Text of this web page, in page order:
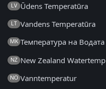
LV Ūdens Temperatūra
LT Vandens Temperatūra
MK Температура на Водата
NZ New Zealand Watertemp
NO Vanntemperatur